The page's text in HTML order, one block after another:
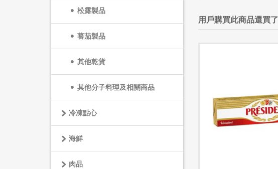
松露製品
蕃茄製品
其他乾貨
其他分子料理及相關商品
冷凍點心
海鮮
肉品
用戶購買此商品還買了